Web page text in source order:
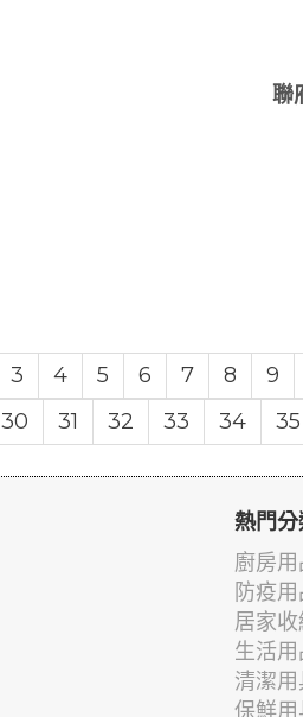
聯
3 4 5 6 7 8
9
30 31 32 33 34 35
熱門分
廚房
防疫
居家
生活
清潔
保鮮